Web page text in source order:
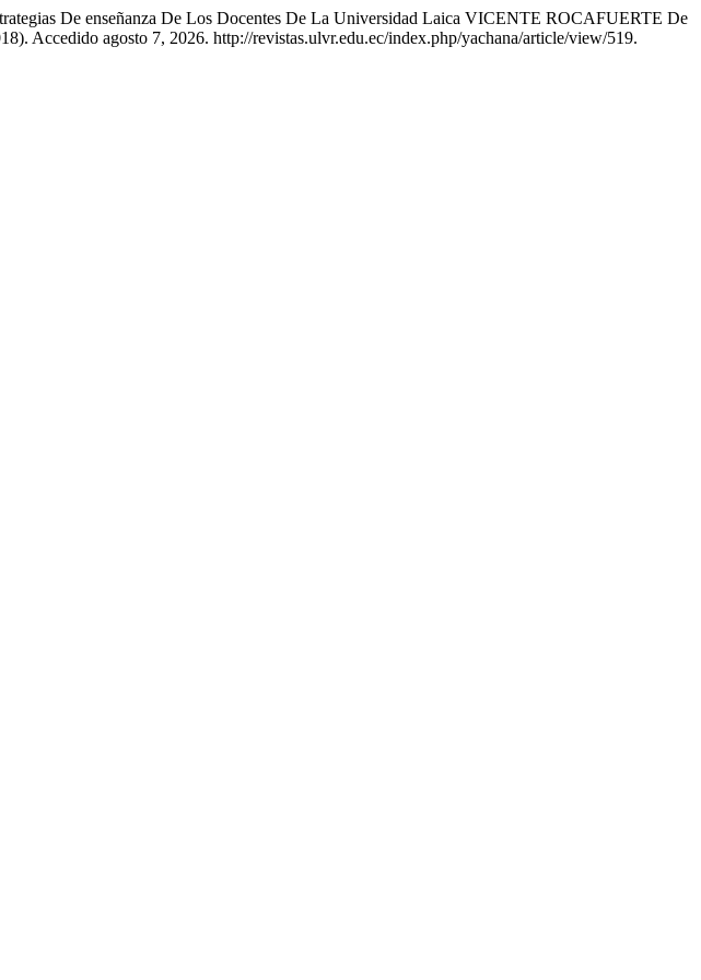
De enseñanza De Los Docentes De La Universidad Laica VICENTE ROCAFUERTE De
Accedido agosto 7, 2026. http://revistas.ulvr.edu.ec/index.php/yachana/article/view/519.